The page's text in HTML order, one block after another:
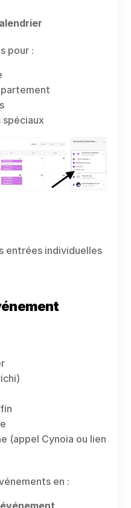
pour :
spéciaux
entrées individuelles
(appel Cynoia ou lien
en :